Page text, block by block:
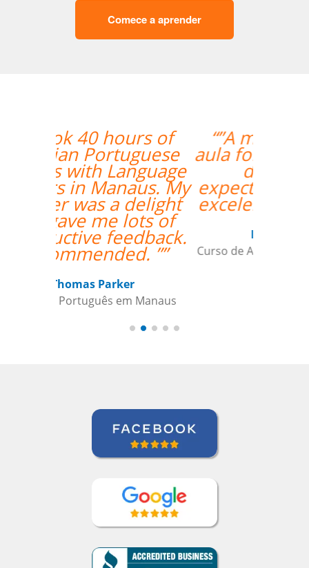
Comece a aprender
“”A minha primeira
aula foi ótima, foi além
das minhas
expectativas. Ele é um
excelente professor.””
Luana Terrível
Curso de Alemão em Ribeirao Preto